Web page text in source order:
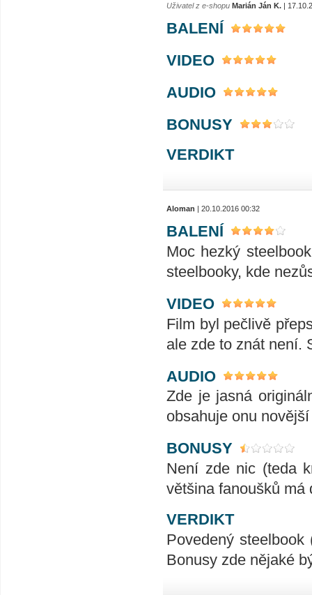
Uživatel z e-shopu Marián Ján K. |
BALENÍ
VIDEO
AUDIO
BONUSY
VERDIKT
Aloman | 20.10.2016 00:32
BALENÍ
Moc hezký
steelbooky, kde
VIDEO
Film byl pečlivě
ale zde to znát není.
AUDIO
Zde je jasná
obsahuje onu
BONUSY
Není zde nic (teda
většina fanoušků má
VERDIKT
Povedený
Bonusy zde nějaké